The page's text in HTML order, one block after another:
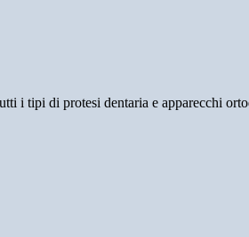
i tipi di protesi dentaria e apparecchi